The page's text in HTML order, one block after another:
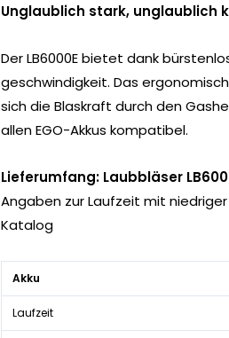
Unglaublich stark,
Der LB6000E bietet dank
geschwindigkeit. Das
sich die Blaskraft durch den
allen EGO-Akkus kompatibel.
Lieferumfang: Laubbläser
Angaben zur Laufzeit mit
Katalog
Akku
Laufzeit